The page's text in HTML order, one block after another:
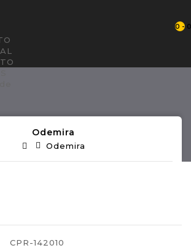
0 -
Odemira
Odemira
CPR-142010